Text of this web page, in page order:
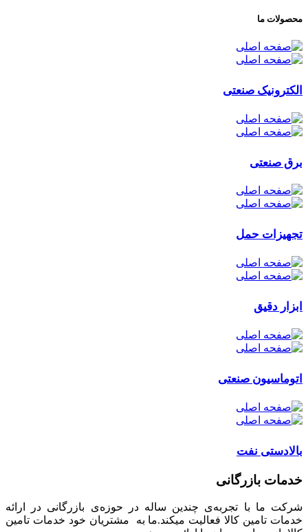
محصولات ما
الکترونیک صنعتی
برق صنعتی
تجهیزات حمل
ابزار دقیق
اتوماسیون صنعتی
بالادستی نفت
خدمات بازرگانی
شرکت ما با تجربه‌ی چندین ساله در حوزه‌ی بازرگانی در ارائه
خدمات تامین کالا فعالیت میکند.ما به مشتریان خود خدمات تامین